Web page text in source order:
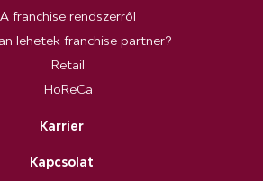
A franchise rendszerről
lehetek franchise partner?
Retail
HoReCa
Karrier
Kapcsolat